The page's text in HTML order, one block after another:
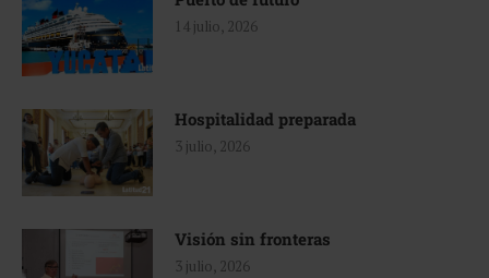
14 julio, 2026
Hospitalidad preparada
3 julio, 2026
Visión sin fronteras
3 julio, 2026